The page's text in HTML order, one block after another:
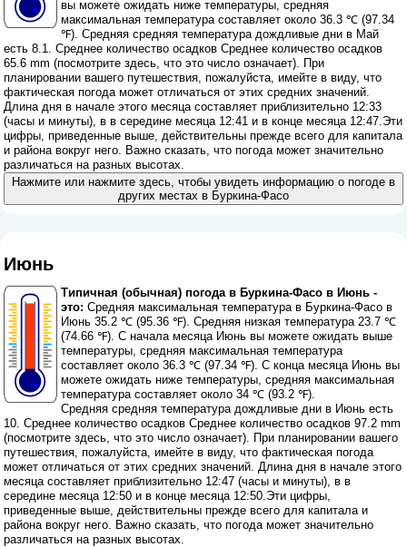
вы можете ожидать ниже температуры, средняя
максимальная температура составляет около 36.3 ℃ (97.34
℉). Средняя средняя температура дождливые дни в Май
есть 8.1. Среднее количество осадков Среднее количество осадков
65.6 mm (посмотрите здесь, что это число означает). При
планировании вашего путешествия, пожалуйста, имейте в виду, что
фактическая погода может отличаться от этих средних значений.
Длина дня в начале этого месяца составляет приблизительно 12:33
(часы и минуты), в в середине месяца 12:41 и в конце месяца 12:47.Эти
цифры, приведенные выше, действительны прежде всего для капитала
и района вокруг него. Важно сказать, что погода может значительно
различаться на разных высотах.
Нажмите или нажмите здесь, чтобы увидеть информацию о погоде в
других местах в Буркина-Фасо
Июнь
Типичная (обычная) погода в Буркина-Фасо в Июнь -
это: Средняя максимальная температура в Буркина-Фасо в
Июнь 35.2 ℃ (95.36 ℉). Средняя низкая температура 23.7 ℃
(74.66 ℉). С начала месяца Июнь вы можете ожидать выше
температуры, средняя максимальная температура
составляет около 36.3 ℃ (97.34 ℉). С конца месяца Июнь вы
можете ожидать ниже температуры, средняя максимальная
температура составляет около 34 ℃ (93.2 ℉).
Средняя средняя температура дождливые дни в Июнь есть
10. Среднее количество осадков Среднее количество осадков 97.2 mm
(посмотрите здесь, что это число означает). При планировании вашего
путешествия, пожалуйста, имейте в виду, что фактическая погода
может отличаться от этих средних значений. Длина дня в начале этого
месяца составляет приблизительно 12:47 (часы и минуты), в в
середине месяца 12:50 и в конце месяца 12:50.Эти цифры,
приведенные выше, действительны прежде всего для капитала и
района вокруг него. Важно сказать, что погода может значительно
различаться на разных высотах.